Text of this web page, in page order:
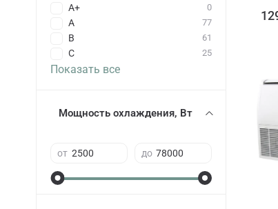
A+ 0
A 77
B 61
C 25
Показать все
Мощность охлаждения, Вт
от до